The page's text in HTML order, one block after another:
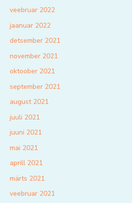
veebruar 2022
jaanuar 2022
detsember 2021
november 2021
oktoober 2021
september 2021
august 2021
juuli 2021
juuni 2021
mai 2021
aprill 2021
märts 2021
veebruar 2021